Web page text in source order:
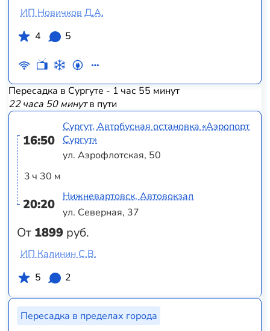
ИП Новичков Д.А.
4
5
Пересадка в Сургуте - 1 час 55 минут
22 часа 50 минутв пути
16:50
3 ч 30 м
20:20
От 1899 руб.
Сургут, Автобусная остановка «Аэропорт
Сургут»
ул. Аэрофлотская, 50
Нижневартовск, Автовокзал
ул. Северная, 37
ИП Калинин С.В.
5
2
Пересадка в пределах города